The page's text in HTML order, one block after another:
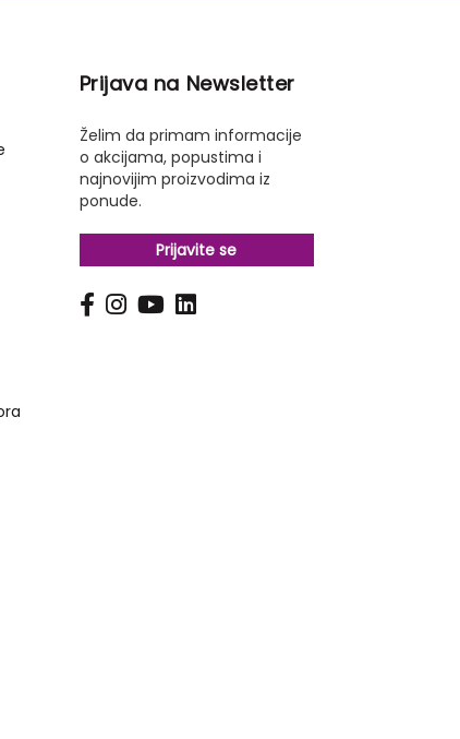
Prijava na Newsletter
Želim da primam informacije
o akcijama, popustima i
najnovijim proizvodima iz
ponude.
Prijavite se